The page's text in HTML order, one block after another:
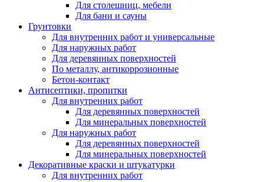
Для столешниц, мебели
Для бани и сауны
Грунтовки
Для внутренних работ и универсальные
Для наружных работ
Для деревянных поверхностей
По металлу, антикоррозионные
Бетон-контакт
Антисептики, пропитки
Для внутренних работ
Для деревянных поверхностей
Для минеральных поверхностей
Для наружных работ
Для деревянных поверхностей
Для минеральных поверхностей
Декоративные краски и штукатурки
Для внутренних работ